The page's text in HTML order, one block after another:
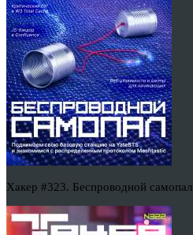
Хакер #323. Беспроводной самопал